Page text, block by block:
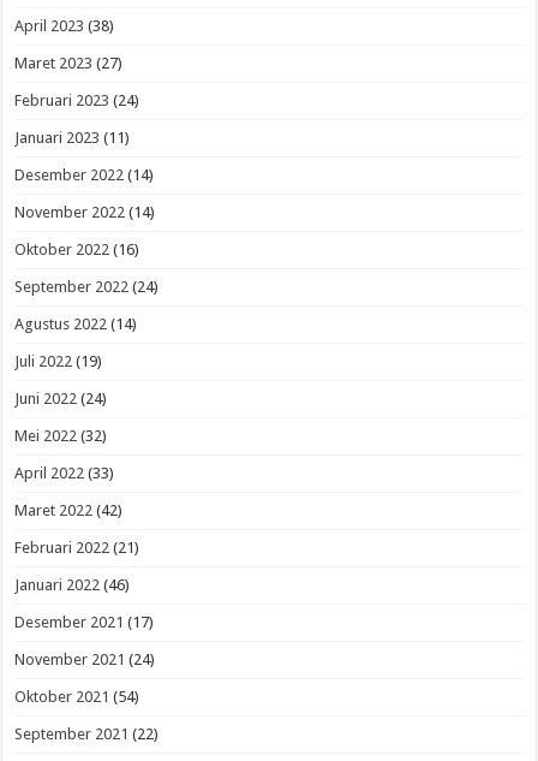
April 2023 (38)
Maret 2023 (27)
Februari 2023 (24)
Januari 2023 (11)
Desember 2022 (14)
November 2022 (14)
Oktober 2022 (16)
September 2022 (24)
Agustus 2022 (14)
Juli 2022 (19)
Juni 2022 (24)
Mei 2022 (32)
April 2022 (33)
Maret 2022 (42)
Februari 2022 (21)
Januari 2022 (46)
Desember 2021 (17)
November 2021 (24)
Oktober 2021 (54)
September 2021 (22)